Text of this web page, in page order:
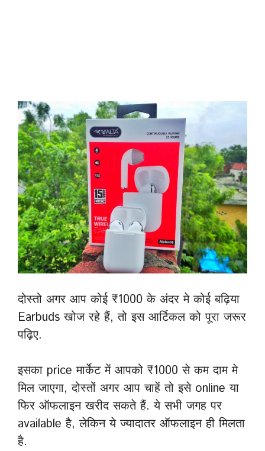
दोस्तो अगर आप कोई ₹1000 के अंदर मे कोई बढ़िया
Earbuds खोज रहे हैं, तो इस आर्टिकल को पूरा जरूर
पढ़िए.
इसका price मार्केट में आपको ₹1000 से कम दाम मे
मिल जाएगा, दोस्तों अगर आप चाहें तो इसे online या
फिर ऑफलाइन खरीद सकते हैं. ये सभी जगह पर
available है, लेकिन ये ज्यादातर ऑफलाइन ही मिलता
है.